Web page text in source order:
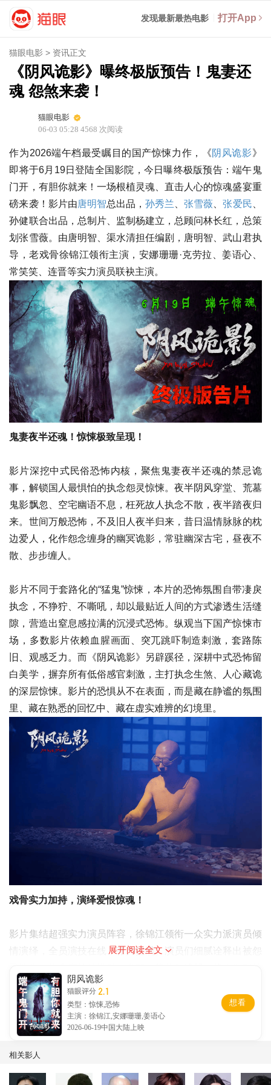
发现最新最热电影 打开App
猫眼电影 > 资讯正文
《阴风诡影》曝终极版预告！鬼妻还
魂 怨煞来袭！
猫眼电影
06-03 05:28 4568 次阅读
作为2026端午档最受瞩目的国产惊悚力作，《阴风诡影》
即将于6月19日登陆全国影院，今日曝终极版预告：端午鬼
门开，有胆你就来！一场根植灵魂、直击人心的惊魂盛宴重
磅来袭！影片由唐明智总出品，孙秀兰、张雪薇、张爱民、
孙健联合出品，总制片、监制杨建立，总顾问林长红，总策
划张雪薇。由唐明智、渠水清担任编剧，唐明智、武山君执
导，老戏骨徐锦江领衔主演，安娜珊珊·克劳拉、姜语心、
常笑笑、连晋等实力演员联袂主演。
鬼妻夜半还魂！惊悚极致呈现！
影片深挖中式民俗恐怖内核，聚焦鬼妻夜半还魂的禁忌诡
事，解锁国人最惧怕的执念怨灵惊悚。夜半阴风穿堂、荒墓
鬼影飘忽、空宅幽语不息，枉死故人执念不散，夜半踏夜归
来。世间万般恐怖，不及旧人夜半归来，昔日温情脉脉的枕
边爱人，化作怨念缠身的幽冥诡影，常驻幽深古宅，昼夜不
散、步步缠人。
影片不同于套路化的“猛鬼”惊悚，本片的恐怖氛围自带凄戾
执念，不狰狞、不嘶吼，却以最贴近人间的方式渗透生活缝
隙，营造出窒息感拉满的沉浸式恐怖。纵观当下国产惊悚市
场，多数影片依赖血腥画面、突兀跳吓制造刺激，套路陈
旧、观感乏力。而《阴风诡影》另辟蹊径，深耕中式恐怖留
白美学，摒弃所有低俗感官刺激，主打执念生煞、人心藏诡
的深层惊悚。影片的恐惧从不在表面，而是藏在静谧的氛围
里、藏在熟悉的回忆中、藏在虚实难辨的幻境里。
戏骨实力加持，演绎爱恨惊魂！
影片集结超强实力演员阵容，徐锦江领衔一众实力派演员倾
情演绎，全员演技在线、张力拉满。演员们细腻诠释出被怨
的窒息感、阴阳相隔的遗憾感、心魔缠身的崩溃感刻画得入
木三分。没有浮夸演技，全靠情绪与细节带动氛围，让鬼妻
还魂的诡事与观众深度产生灵魂共鸣，大幅提升影片代入感
与质感。
展开阅读全文
阴风诡影
猫眼评分 2.1
类型：惊悚,恐怖
主演：徐锦江,安娜珊珊,姜语心
2026-06-19中国大陆上映
想看
相关影人